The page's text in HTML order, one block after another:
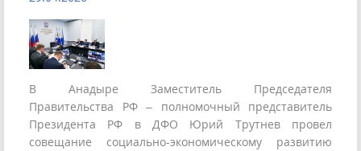
В Анадыре Заместитель Председателя
Правительства РФ – полномочный представитель
Президента РФ в ДФО Юрий Трутнев провел
совещание социально-экономическому развитию